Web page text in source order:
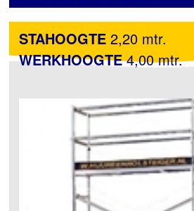
STAHOOGTE2,20 mtr.
WERKHOOGTE4,00 mtr.